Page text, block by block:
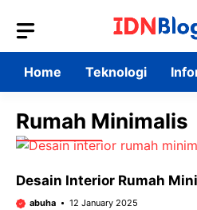
content
Home
Teknologi
Rumah Minimalis
Desain Interior Rumah
abuha 12 January 2025